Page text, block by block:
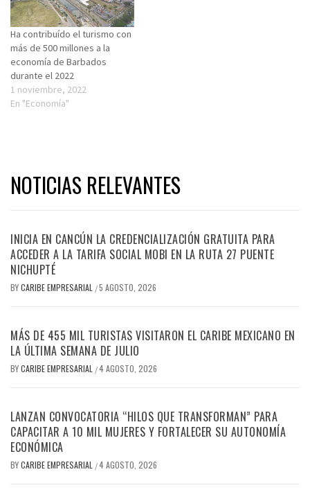
Ha contribuído el turismo con
más de 500 millones a la
economía de Barbados
durante el 2022
1 noviembre, 2022
En "Economía"
NOTICIAS RELEVANTES
INICIA EN CANCÚN LA CREDENCIALIZACIÓN GRATUITA PARA
ACCEDER A LA TARIFA SOCIAL MOBI EN LA RUTA 27 PUENTE
NICHUPTÉ
BYCARIBE EMPRESARIAL /5 AGOSTO, 2026
MÁS DE 455 MIL TURISTAS VISITARON EL CARIBE MEXICANO EN
LA ÚLTIMA SEMANA DE JULIO
BYCARIBE EMPRESARIAL /4 AGOSTO, 2026
LANZAN CONVOCATORIA “HILOS QUE TRANSFORMAN” PARA
CAPACITAR A 10 MIL MUJERES Y FORTALECER SU AUTONOMÍA
ECONÓMICA
BYCARIBE EMPRESARIAL /4 AGOSTO, 2026